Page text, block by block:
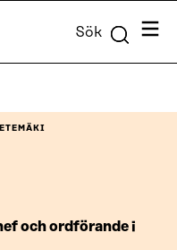
Sök Meny
och ordförande i